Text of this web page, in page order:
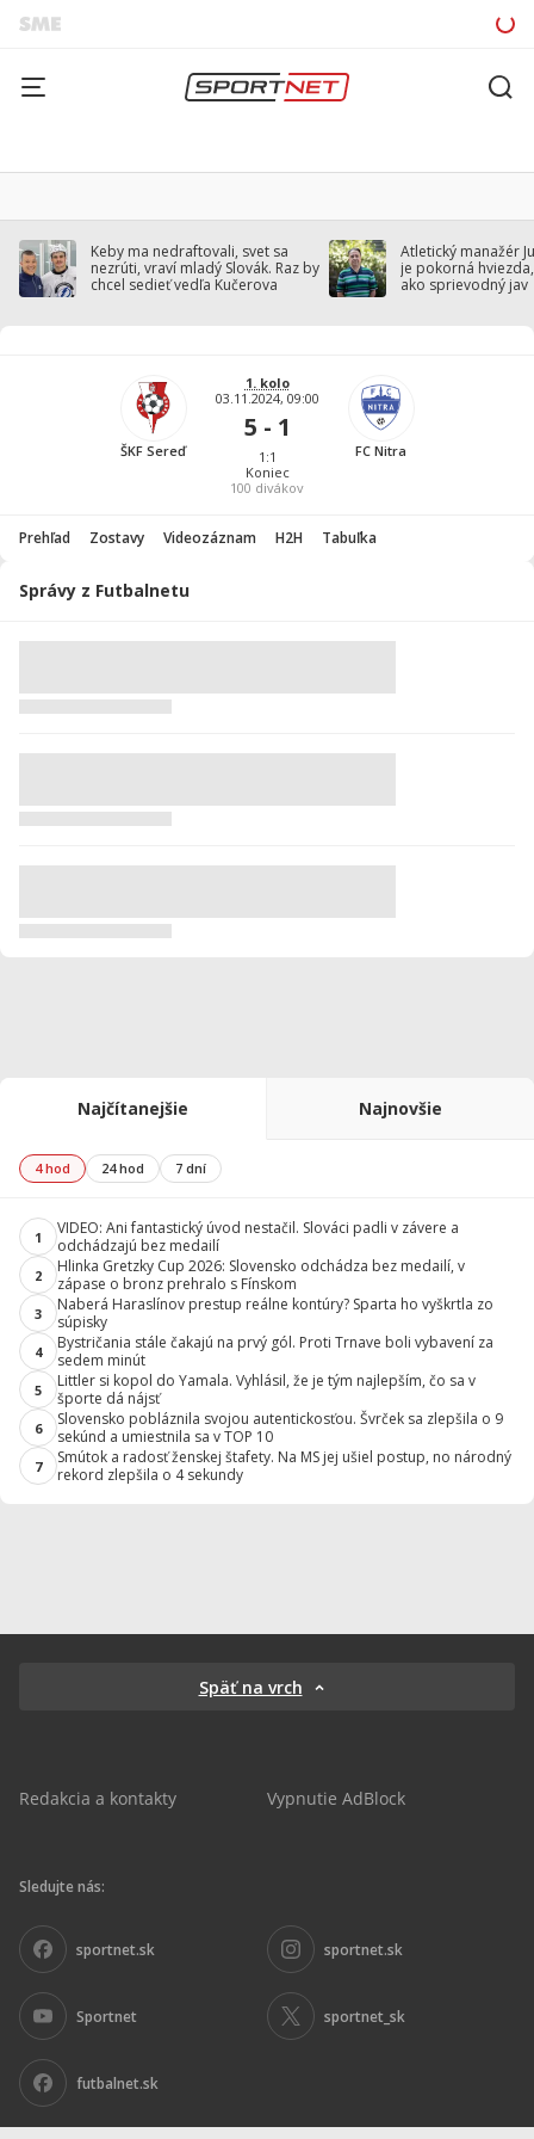
Keby ma nedraftovali, svet sa
nezrúti, vraví mladý Slovák. Raz by
chcel sedieť vedľa Kučerova
Atletický manažér
je pokorná
ako sprievodný jav
ŠKF Sereď
1. kolo
03.11.2024, 09:00
5 - 1
1:1
Koniec
100 divákov
FC Nitra
Prehľad Zostavy Videozáznam H2H Tabuľka
Správy z Futbalnetu
Najčítanejšie Najnovšie
4 hod 24 hod 7 dní
1
VIDEO: Ani fantastický úvod nestačil. Slováci padli v závere a
odchádzajú bez medailí
2
Hlinka Gretzky Cup 2026: Slovensko odchádza bez medailí, v
zápase o bronz prehralo s Fínskom
3
Naberá Haraslínov prestup reálne kontúry? Sparta ho vyškrtla zo
súpisky
4
Bystričania stále čakajú na prvý gól. Proti Trnave boli vybavení za
sedem minút
5
Littler si kopol do Yamala. Vyhlásil, že je tým najlepším, čo sa v
športe dá nájsť
6
Slovensko pobláznila svojou autentickosťou. Švrček sa zlepšila o 9
sekúnd a umiestnila sa v TOP 10
7
Smútok a radosť ženskej štafety. Na MS jej ušiel postup, no národný
rekord zlepšila o 4 sekundy
Späť na vrch
Redakcia a kontakty Vypnutie AdBlock
Sledujte nás:
sportnet.sk sportnet.sk
Sportnet sportnet_sk
futbalnet.sk